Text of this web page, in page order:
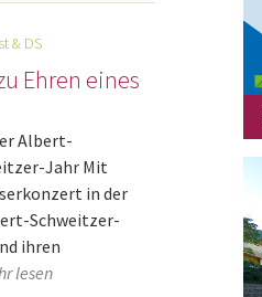
& DS
Ehren eines
Albert-
Jahr Mit
in der
Schweitzer-
ihren
lesen